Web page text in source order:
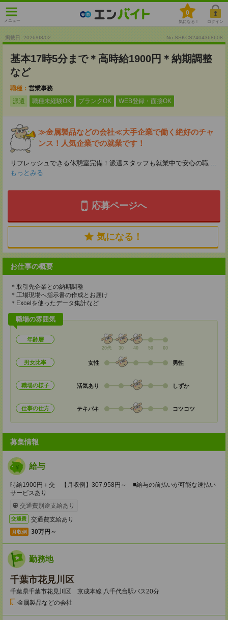
メニュー
0
気になる！ ログイン
掲載日 :2026/08/02 No.SSKCS2404368608
基本17時5分まで＊高時給1900円＊納期調整
など
職種： 営業事務
派遣
職種未経験OK ブランクOK WEB登録・面接OK
≫金属製品などの会社≪大手企業で働く絶好のチャ
ンス！人気企業での就業です！
リフレッシュできる休憩室完備！派遣スタッフも就業中で安心の職 ...
もっとみる
応募ページへ
気になる！
お仕事の概要
＊取引先企業との納期調整
＊工場現場へ指示書の作成とお届け
＊Excelを使ったデータ集計など
職場の雰囲気
年齢層
20代 30 40 50 60
男女比率 女性 男性
職場の様子 活気あり しずか
仕事の仕方 テキパキ コツコツ
募集情報
給与
時給1900円＋交 【月収例】307,958円～ ■給与の前払いが可能な速払い
サービスあり
交通費別途支給あり
交通費 交通費支給あり
月収例 30万円～
勤務地
千葉市花見川区
千葉県千葉市花見川区 京成本線 八千代台駅バス20分
金属製品などの会社